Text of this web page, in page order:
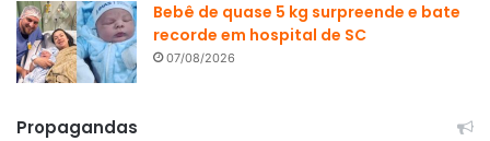
Bebê de quase 5 kg surpreende e bate
recorde em hospital de SC
07/08/2026
Propagandas